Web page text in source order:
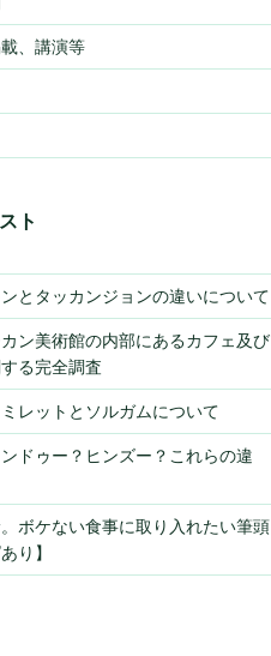
、講演等
ト
とタッカンジョンの違いについて
カン美術館の内部にあるカフェ及び
る完全調査
ミレットとソルガムについて
ドゥー？ヒンズー？これらの違
ボケない食事に取り入れたい筆頭
り】